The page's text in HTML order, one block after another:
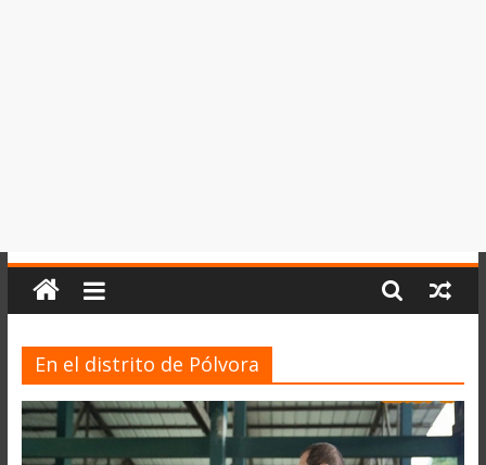
En el distrito de Pólvora